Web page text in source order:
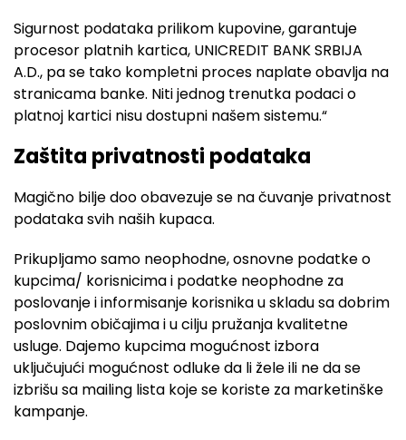
Sigurnost podataka prilikom kupovine, garantuje
procesor platnih kartica, UNICREDIT BANK SRBIJA
A.D., pa se tako kompletni proces naplate obavlja na
stranicama banke. Niti jednog trenutka podaci o
platnoj kartici nisu dostupni našem sistemu.“
Zaštita privatnosti podataka
Magično bilje doo obavezuje se na čuvanje privatnost
podataka svih naših kupaca.
Prikupljamo samo neophodne, osnovne podatke o
kupcima/ korisnicima i podatke neophodne za
poslovanje i informisanje korisnika u skladu sa dobrim
poslovnim običajima i u cilju pružanja kvalitetne
usluge. Dajemo kupcima mogućnost izbora
uključujući mogućnost odluke da li žele ili ne da se
izbrišu sa mailing lista koje se koriste za marketinške
kampanje.